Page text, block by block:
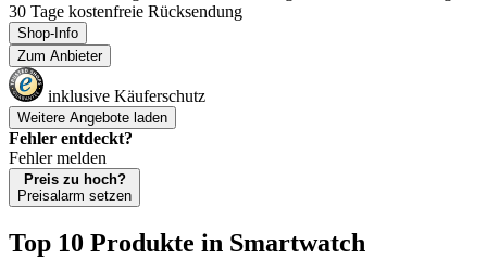
30 Tage kostenfreie Rücksendung
Shop-Info
Zum Anbieter
inklusive Käuferschutz
Weitere Angebote laden
Fehler entdeckt?
Fehler melden
Preis zu hoch?
Preisalarm setzen
Top 10 Produkte in Smartwatch